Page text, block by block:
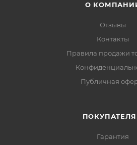
О
Отзывы
Контакты
Правила продажи
Публичная
Гарантия